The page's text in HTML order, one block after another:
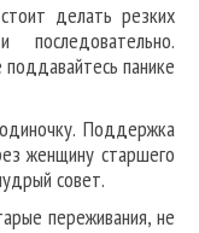
делать резких
панике
Поддержка
женщину старшего
совет.
переживания, не